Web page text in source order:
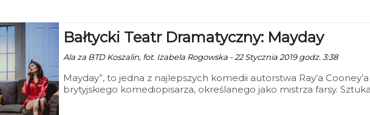
Bałtycki Teatr Dramatyczny: Mayday
Ala za BTD Koszalin, fot. Izabela Rogowska - 22 Stycznia 2019 godz. 3:38
Mayday”, to jedna z najlepszych komedii autorstwa Ray’a Cooney’a
brytyjskiego komediopisarza, określanego jako mistrza farsy.